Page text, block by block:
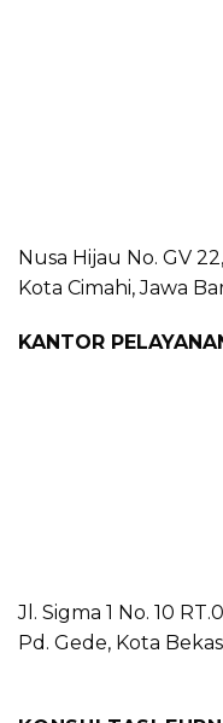
Nusa Hijau No. GV
Kota Cimahi, Jawa
KANTOR
Jl. Sigma 1 No. 10
Pd. Gede, Kota